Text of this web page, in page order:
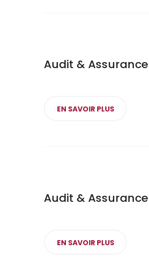
Audit & Assurance
EN SAVOIR PLUS
Audit & Assurance
EN SAVOIR PLUS